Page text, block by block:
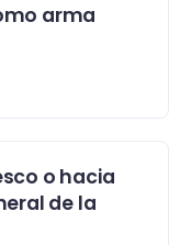
arma
o hacia
de la